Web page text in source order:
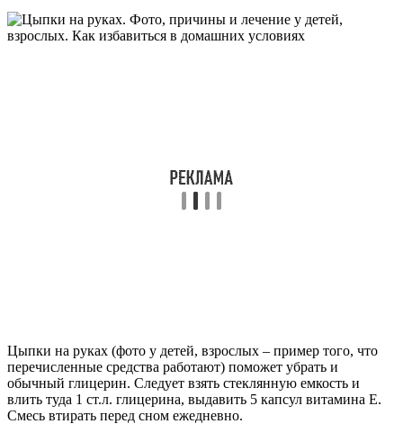
Цыпки на руках (фото у детей, взрослых – пример того, что
перечисленные средства работают) поможет убрать и
обычный глицерин. Следует взять стеклянную емкость и
влить туда 1 ст.л. глицерина, выдавить 5 капсул витамина Е.
Смесь втирать перед сном ежедневно.